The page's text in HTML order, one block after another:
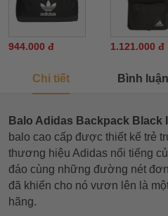
944.000 đ 1.121.000 đ
Chi tiết Bình luận
Balo Adidas Backpack Black
balo cao cấp được thiết kế trẻ
thương hiệu Adidas nổi tiếng
đáo cùng những đường nét
đã khiến cho nó vươn lên là
hãng.